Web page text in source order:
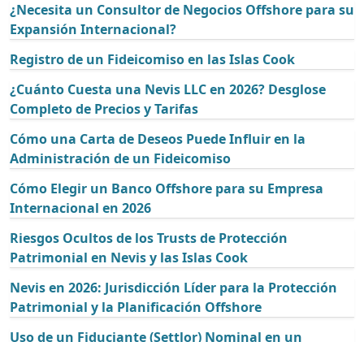
¿Necesita un Consultor de Negocios Offshore para su
Expansión Internacional?
Registro de un Fideicomiso en las Islas Cook
¿Cuánto Cuesta una Nevis LLC en 2026? Desglose
Completo de Precios y Tarifas
Cómo una Carta de Deseos Puede Influir en la
Administración de un Fideicomiso
Cómo Elegir un Banco Offshore para su Empresa
Internacional en 2026
Riesgos Ocultos de los Trusts de Protección
Patrimonial en Nevis y las Islas Cook
Nevis en 2026: Jurisdicción Líder para la Protección
Patrimonial y la Planificación Offshore
Uso de un Fiduciante (Settlor) Nominal en un